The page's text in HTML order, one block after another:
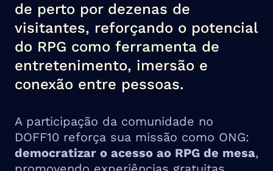
de perto por dezenas de
visitantes, reforçando o potencial
do RPG como ferramenta de
entretenimento, imersão e
conexão entre pessoas.
A participação da comunidade no
DOFF10 reforça sua missão como ONG:
democratizar o acesso ao RPG de mesa,